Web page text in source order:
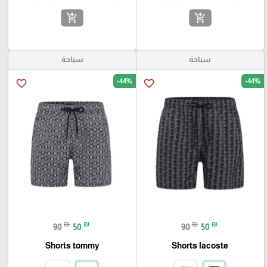
add_shopping_cart
add_shopping_cart
سباحة
favorite_border -44%
90 ₪ 50 ₪
Shorts lacoste
سباحة
favorite_border -44%
90 ₪ 50 ₪
Shorts tommy